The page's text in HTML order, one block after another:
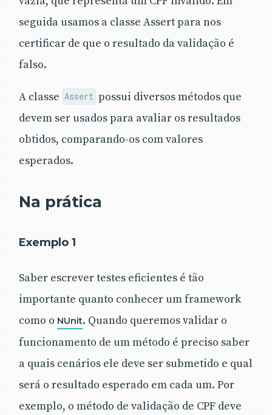
seguida usamos a classe Assert para nos
certificar de que o resultado da validação é
falso.
A classe Assert possui diversos métodos que
devem ser usados para avaliar os resultados
obtidos, comparando-os com valores
esperados.
Na prática
Exemplo 1
Saber escrever testes eficientes é tão
importante quanto conhecer um framework
como o NUnit. Quando queremos validar o
funcionamento de um método é preciso saber
a quais cenários ele deve ser submetido e qual
será o resultado esperado em cada um. Por
exemplo, o método de validação de CPF deve